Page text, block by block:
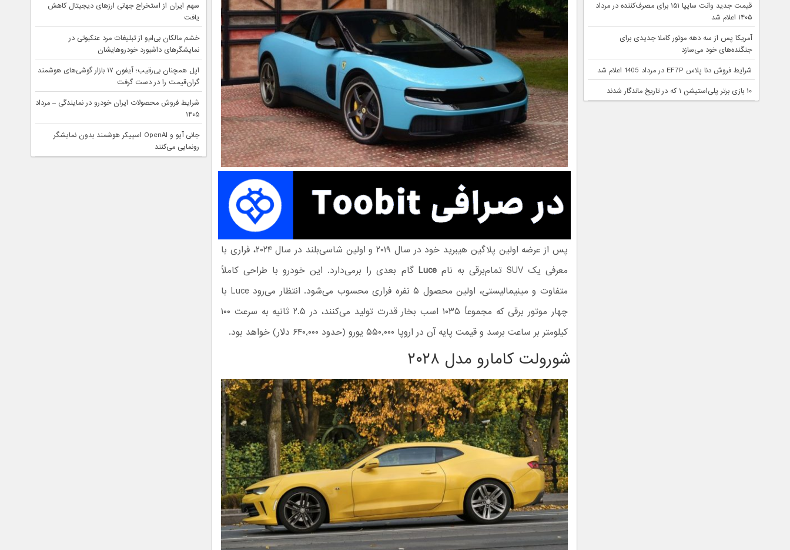
پس از عرضه اولین پلاگین هیبرید خود در سال ۲۰۱۹ و اولین شاسی‌بلند در سال ۲۰۲۴، فراری با
معرفی یک SUV تمام‌برقی به نام
Luce گام بعدی را برمی‌دارد. این خودرو با طراحی کاملاً
متفاوت و مینیمالیستی، اولین محصول ۵ نفره فراری محسوب می‌شود. انتظار می‌رود Luce با
چهار موتور برقی که مجموعاً ۱۰۳۵ اسب بخار قدرت تولید می‌کنند، در ۲.۵ ثانیه به سرعت ۱۰۰
کیلومتر بر ساعت برسد و قیمت پایه آن در اروپا ۵۵۰٬۰۰۰ یورو (حدود ۶۴۰٬۰۰۰ دلار) خواهد بود.
شورولت کامارو مدل ۲۰۲۸
قیمت جدید وانت سایپا ۱۵۱ برای مصرف‌کننده در مرداد
۱۴۰۵ اعلام شد
آمریکا پس از سه دهه موتور کاملا جدیدی برای
جنگنده‌های خود می‌سازد
شرایط فروش دنا پلاس EF7P در مرداد 1405 اعلام شد
۱۰ بازی برتر پلی‌استیشن ۱ که در تاریخ ماندگار شدند
سهم ایران از استخراج جهانی ارزهای دیجیتال کاهش
یافت
خشم مالکان بی‌ام‌و از تبلیغات مرد عنکبوتی در
نمایشگرهای داشبورد خودروهایشان
اپل همچنان بی‌رقیب؛ آیفون ۱۷ بازار گوشی‌های هوشمند
گران‌قیمت را در دست گرفت
شرایط فروش محصولات ایران خودرو در نمایندگی – مرداد
۱۴۰۵
جانی آیو و OpenAI اسپیکر هوشمند بدون نمایشگر
رونمایی می‌کنند